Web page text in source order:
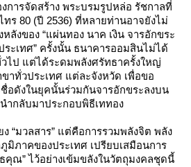
การจัดสร้าง พระบรมรูปหล่อ รัชกาลที่
ร 80 (ปี 2536) ที่หลายท่านอาจยังไม่
ลังของ “แผ่นทอง นาค เงิน จารอักขระ
ระเทศ” ครั้งนั้น ธนาคารออมสินไม่ได้
วไป แต่ได้ระดมพลังศรัทธาครั้งใหญ่
าทั่วประเทศ แต่ละจังหวัด เพื่อขอ
อดังในยุคนั้นร่วมกันจารอักขระลงบน
กลับมาประกอบพิธีเททอง
“มวลสาร” แต่คือการรวมพลังจิต พลัง
มิภาคของประเทศ เปรียบเสมือนการ
ธคุณ” ไว้อย่างเข้มขลังในวัตถุมงคลชุดนี้